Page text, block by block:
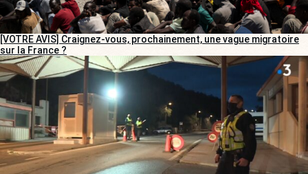
[VOTRE AVIS] Craignez-vous, prochainement, une vague migratoire
sur la France ?